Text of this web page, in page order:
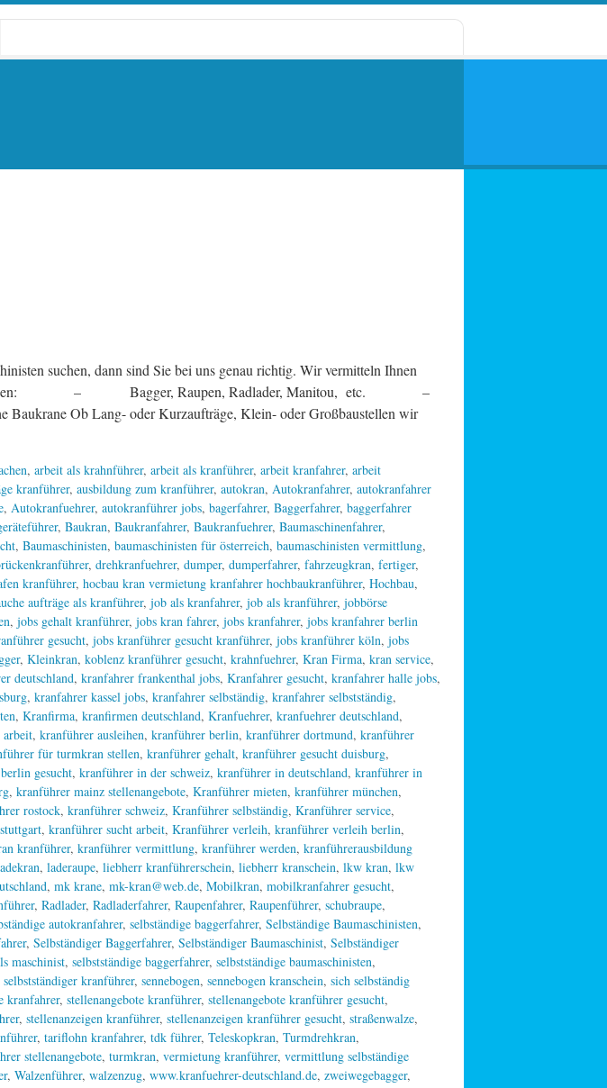
suchen, dann sind Sie bei uns genau richtig. Wir vermitteln Ihnen
– Bagger, Raupen, Radlader, Manitou, etc. –
Ob Lang- oder Kurzaufträge, Klein- oder Großbaustellen wir
, arbeit als krahnführer, arbeit als kranführer, arbeit kranfahrer, arbeit
kranführer, ausbildung zum kranführer, autokran, Autokranfahrer, autokranfahrer
, Autokranfuehrer, autokranführer jobs, bagerfahrer, Baggerfahrer, baggerfahrer
, Baukran, Baukranfahrer, Baukranfuehrer, Baumaschinenfahrer,
, Baumaschinisten, baumaschinisten für österreich, baumaschinisten vermittlung,
, drehkranfuehrer, dumper, dumperfahrer, fahrzeugkran, fertiger,
kranführer, hocbau kran vermietung kranfahrer hochbaukranführer, Hochbau,
aufträge als kranführer, job als kranfahrer, job als kranführer, jobbörse
, jobs gehalt kranführer, jobs kran fahrer, jobs kranfahrer, jobs kranfahrer berlin
gesucht, jobs kranführer gesucht kranführer, jobs kranführer köln, jobs
, Kleinkran, koblenz kranführer gesucht, krahnfuehrer, Kran Firma, kran service,
deutschland, kranfahrer frankenthal jobs, Kranfahrer gesucht, kranfahrer halle jobs,
, kranfahrer kassel jobs, kranfahrer selbständig, kranfahrer selbstständig,
, Kranfirma, kranfirmen deutschland, Kranfuehrer, kranfuehrer deutschland,
, kranführer ausleihen, kranführer berlin, kranführer dortmund, kranführer
für turmkran stellen, kranführer gehalt, kranführer gesucht duisburg,
gesucht, kranführer in der schweiz, kranführer in deutschland, kranführer in
, kranführer mainz stellenangebote, Kranführer mieten, kranführer münchen,
rostock, kranführer schweiz, Kranführer selbständig, Kranführer service,
, kranführer sucht arbeit, Kranführer verleih, kranführer verleih berlin,
kranführer, kranführer vermittlung, kranführer werden, kranführerausbildung
, laderaupe, liebherr kranführerschein, liebherr kranschein, lkw kran, lkw
, mk krane, mk-kran@web.de, Mobilkran, mobilkranfahrer gesucht,
, Radlader, Radladerfahrer, Raupenfahrer, Raupenführer, schubraupe,
autokranfahrer, selbständige baggerfahrer, Selbständige Baumaschinisten,
, Selbständiger Baggerfahrer, Selbständiger Baumaschinist, Selbständiger
maschinist, selbstständige baggerfahrer, selbstständige baumaschinisten,
selbstständiger kranführer, sennebogen, sennebogen kranschein, sich selbständig
kranfahrer, stellenangebote kranführer, stellenangebote kranführer gesucht,
, stellenanzeigen kranführer, stellenanzeigen kranführer gesucht, straßenwalze,
, tariflohn kranfahrer, tdk führer, Teleskopkran, Turmdrehkran,
stellenangebote, turmkran, vermietung kranführer, vermittlung selbständige
, Walzenführer, walzenzug, www.kranfuehrer-deutschland.de, zweiwegebagger,